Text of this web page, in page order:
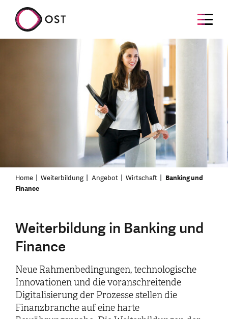
Home Weiterbildung Angebot Wirtschaft
Banking und
Finance
Weiterbildung in Banking und
Finance
Neue Rahmenbedingungen, technologische
Innovationen und die voranschreitende
Digitalisierung der Prozesse stellen die
Finanzbranche auf eine harte